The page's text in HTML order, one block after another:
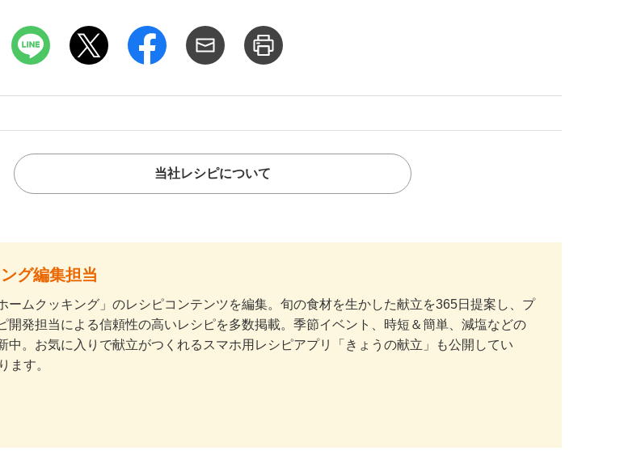
当社レシピについて
グ編集担当
ームクッキング」のレシピコンテンツを編集。旬の食材を生かした献立を365日提案し、プ
開発担当による信頼性の高いレシピを多数掲載。季節イベント、時短＆簡単、減塩などの
中。お気に入りで献立がつくれるスマホ用レシピアプリ「きょうの献立」も公開してい
ます。